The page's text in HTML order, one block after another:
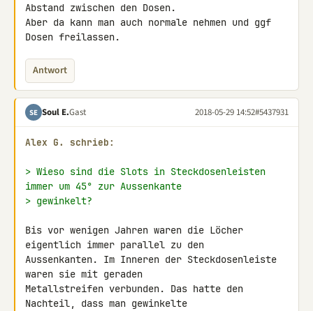
Abstand zwischen den Dosen.
Aber da kann man auch normale nehmen und ggf
Dosen freilassen.
Antwort
SE Soul E.Gast 2018-05-29 14:52#5437931
Alex G. schrieb:
> Wieso sind die Slots in Steckdosenleisten
immer um 45° zur Aussenkante
> gewinkelt?
Bis vor wenigen Jahren waren die Löcher
eigentlich immer parallel zu den
Aussenkanten. Im Inneren der Steckdosenleiste
waren sie mit geraden
Metallstreifen verbunden. Das hatte den
Nachteil, dass man gewinkelte